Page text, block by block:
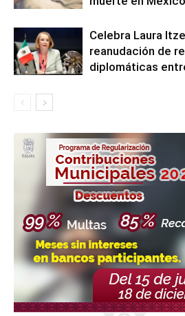
Celebra Laura
reanudación de
diplomáticas